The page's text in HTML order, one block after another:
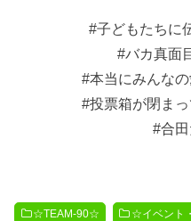
#子どもたちに
#バカ真面
#本当にみんな
#投票箱が閉ま
#合
☆TEAM-90☆ ☆イベント